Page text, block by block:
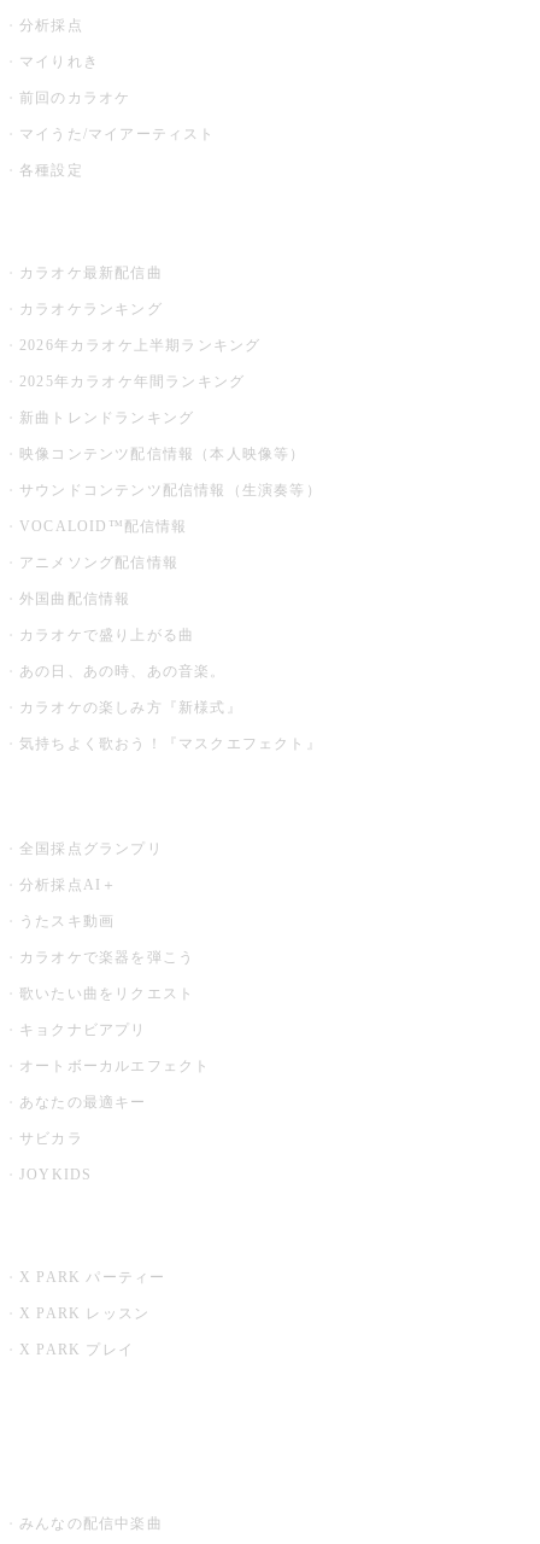
分析採点
マイりれき
前回のカラオケ
マイうた/マイアーティスト
各種設定
カラオケ最新配信曲
カラオケランキング
2026年カラオケ上半期ランキング
2025年カラオケ年間ランキング
新曲トレンドランキング
映像コンテンツ配信情報（本人映像等）
サウンドコンテンツ配信情報（生演奏等）
VOCALOID™配信情報
アニメソング配信情報
外国曲配信情報
カラオケで盛り上がる曲
あの日、あの時、あの音楽。
カラオケの楽しみ方『新様式』
気持ちよく歌おう！『マスクエフェクト』
全国採点グランプリ
分析採点AI＋
うたスキ動画
カラオケで楽器を弾こう
歌いたい曲をリクエスト
キョクナビアプリ
オートボーカルエフェクト
あなたの最適キー
サビカラ
JOYKIDS
X PARK パーティー
X PARK レッスン
X PARK プレイ
みんなの配信中楽曲